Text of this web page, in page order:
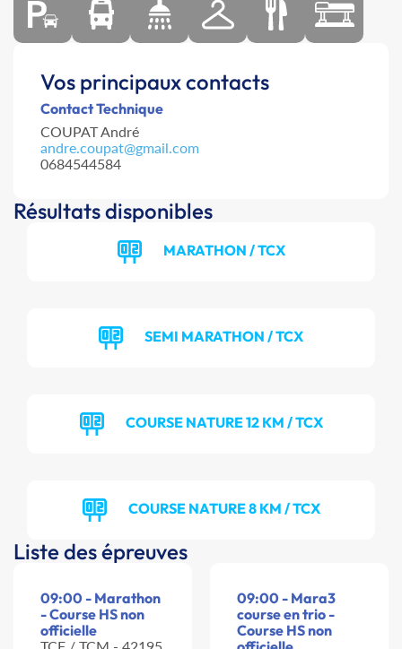
Vos principaux contacts
Contact Technique
COUPAT André
andre.coupat@gmail.com
0684544584
Résultats disponibles
MARATHON / TCX
SEMI MARATHON / TCX
COURSE NATURE 12 KM / TCX
COURSE NATURE 8 KM / TCX
Liste des épreuves
09:00 - Marathon
- Course HS non
officielle
09:00 - Mara3
course en trio -
Course HS non